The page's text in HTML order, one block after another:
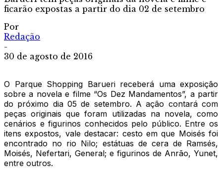
ficarão expostas a partir do dia 02 de setembro
Por
Redação
-
30 de agosto de 2016
O Parque Shopping Barueri receberá uma exposição
sobre a novela e filme “Os Dez Mandamentos”, a partir
do próximo dia 05 de setembro. A ação contará com
peças originais que foram utilizadas na novela, como
cenários e figurinos conhecidos pelo público. Entre os
itens expostos, vale destacar: cesto em que Moisés foi
encontrado no rio Nilo; estátuas de cera de Ramsés,
Moisés, Nefertari, General; e figurinos de Anrão, Yunet,
entre outros.